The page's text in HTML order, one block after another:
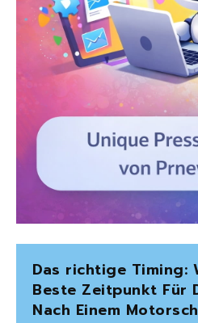
Das richtige Timing:
Beste Zeitpunkt Für
Nach Einem